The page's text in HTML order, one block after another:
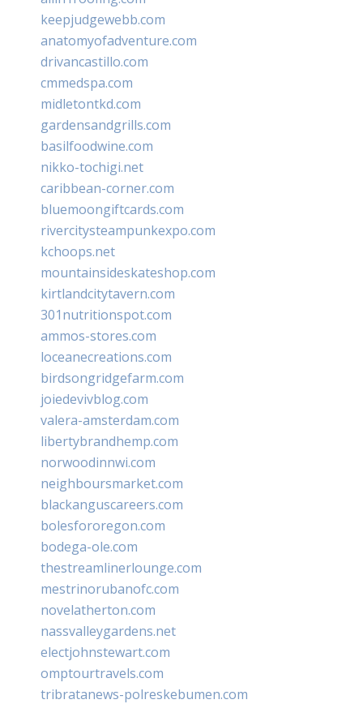
keepjudgewebb.com
anatomyofadventure.com
drivancastillo.com
cmmedspa.com
midletontkd.com
gardensandgrills.com
basilfoodwine.com
nikko-tochigi.net
caribbean-corner.com
bluemoongiftcards.com
rivercitysteampunkexpo.com
kchoops.net
mountainsideskateshop.com
kirtlandcitytavern.com
301nutritionspot.com
ammos-stores.com
loceanecreations.com
birdsongridgefarm.com
joiedevivblog.com
valera-amsterdam.com
libertybrandhemp.com
norwoodinnwi.com
neighboursmarket.com
blackanguscareers.com
bolesfororegon.com
bodega-ole.com
thestreamlinerlounge.com
mestrinorubanofc.com
novelatherton.com
nassvalleygardens.net
electjohnstewart.com
omptourtravels.com
tribratanews-polreskebumen.com